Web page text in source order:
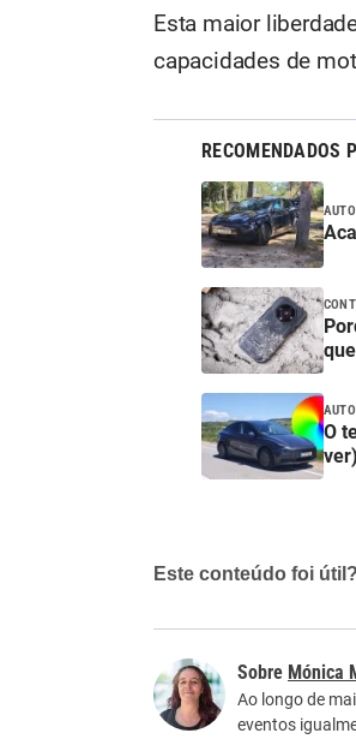
Esta maior
capacidades de
RECOMENDADOS
O
ver)
Este conteúdo foi útil?
Este conteúdo não
Mónica
Ao longo de
eventos